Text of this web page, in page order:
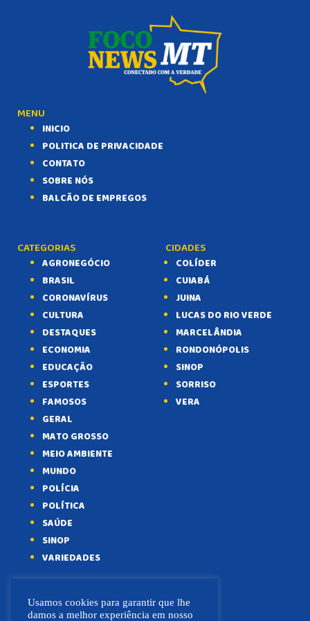
MENU
INICIO
POLITICA DE PRIVACIDADE
CONTATO
SOBRE NÓS
BALCÃO DE EMPREGOS
CATEGORIAS
AGRONEGÓCIO
BRASIL
CORONAVÍRUS
CULTURA
DESTAQUES
ECONOMIA
EDUCAÇÃO
ESPORTES
FAMOSOS
GERAL
MATO GROSSO
MEIO AMBIENTE
MUNDO
POLÍCIA
POLÍTICA
SAÚDE
SINOP
VARIEDADES
CIDADES
COLÍDER
CUIABÁ
JUINA
LUCAS DO RIO VERDE
MARCELÂNDIA
RONDONÓPOLIS
SINOP
SORRISO
VERA
Usamos cookies para garantir que lhe
damos a melhor experiência em nosso